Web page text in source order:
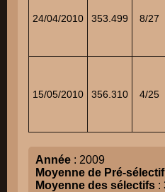
24/04/2010 353.499 8/27
15/05/2010 356.310 4/25
Année : 2009
Moyenne de Pré-sélectif
Moyenne des sélectifs :